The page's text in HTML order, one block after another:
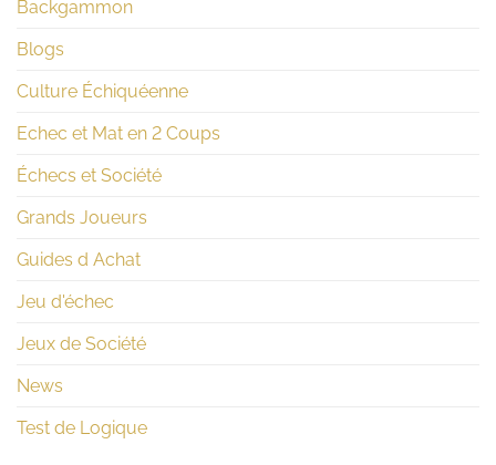
Backgammon
Blogs
Culture Échiquéenne
Echec et Mat en 2 Coups
Échecs et Société
Grands Joueurs
Guides d Achat
Jeu d'échec
Jeux de Société
News
Test de Logique